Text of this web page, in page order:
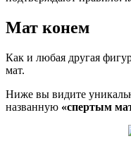
Мат конем
Как и любая другая
мат.
Ниже вы видите
названную «спертым